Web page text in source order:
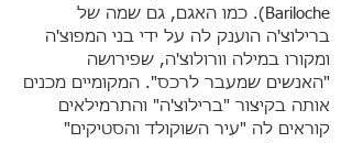
Bariloche). כמו האגם, גם שמה של
ברילוצ'ה הוענק לה על ידי בני המפוצ'ה
ומקורו במילה וורולוצ'ה, שפירושה
"האנשים שמעבר לרכס". המקומיים מכנים
אותה בקיצור "ברילוצ'ה" והתרמילאים
קוראים לה "עיר השוקולד והסטיקים"